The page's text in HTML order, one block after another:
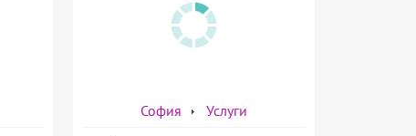
София Услуги